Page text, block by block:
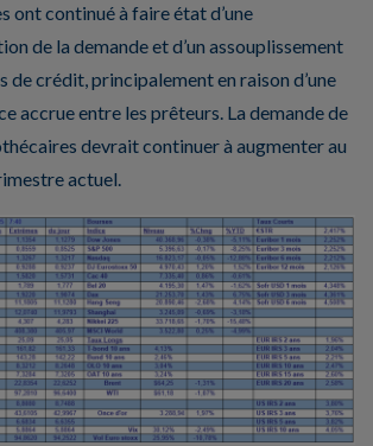
ont continué à faire état d’une
de la demande et d’un assouplissement
de crédit, principalement en raison d’une
accrue entre les prêteurs. La demande de
devrait continuer à augmenter au
actuel.